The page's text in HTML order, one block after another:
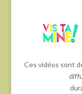
Ces vidéos sont